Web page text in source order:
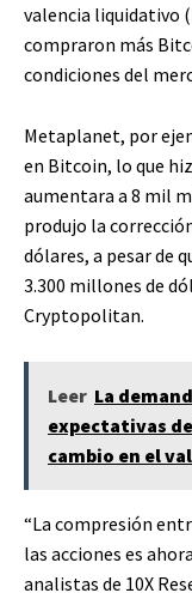
valencia liquidativo
compraron más
condiciones del
Metaplanet, por
en Bitcoin, lo que
aumentara a 8 mil
produjo la
dólares, a pesar de
3.300 millones de
Cryptopolitan.
Leer La
expectativas
cambio en el
“La compresión
las acciones es
analistas de 10X